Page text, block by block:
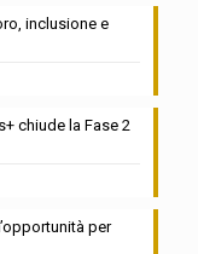
inclusione e
chiude la Fase 2
per